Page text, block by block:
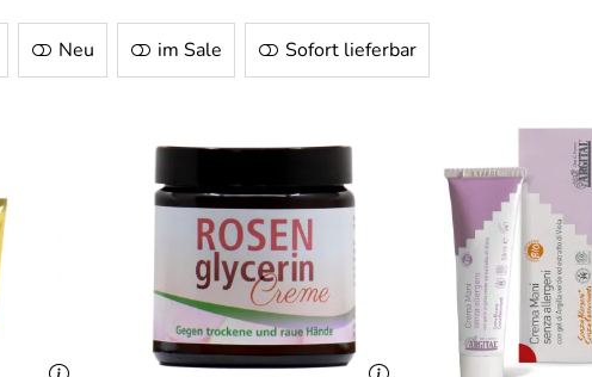
Neu im Sale Sofort lieferbar